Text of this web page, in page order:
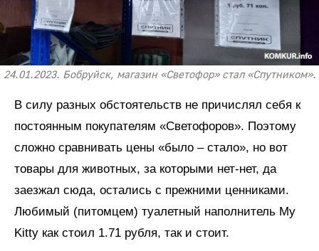
24.01.2023. Бобруйск, магазин «Светофор» стал «Спутником».
В силу разных обстоятельств не причислял себя к
постоянным покупателям «Светофоров». Поэтому
сложно сравнивать цены «было – стало», но вот
товары для животных, за которыми нет-нет, да
заезжал сюда, остались с прежними ценниками.
Любимый (питомцем) туалетный наполнитель My
Kitty как стоил 1.71 рубля, так и стоит.